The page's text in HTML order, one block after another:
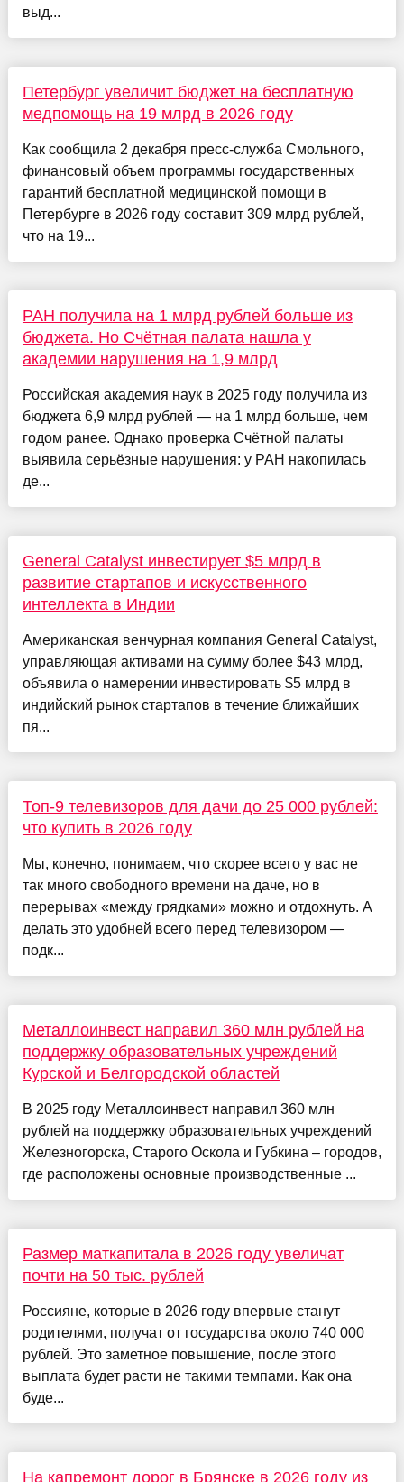
выд...
Петербург увеличит бюджет на бесплатную
медпомощь на 19 млрд в 2026 году
Как сообщила 2 декабря пресс-служба Смольного,
финансовый объем программы государственных
гарантий бесплатной медицинской помощи в
Петербурге в 2026 году составит 309 млрд рублей,
что на 19...
РАН получила на 1 млрд рублей больше из
бюджета. Но Счётная палата нашла у
академии нарушения на 1,9 млрд
Российская академия наук в 2025 году получила из
бюджета 6,9 млрд рублей — на 1 млрд больше, чем
годом ранее. Однако проверка Счётной палаты
выявила серьёзные нарушения: у РАН накопилась
де...
General Catalyst инвестирует $5 млрд в
развитие стартапов и искусственного
интеллекта в Индии
Американская венчурная компания General Catalyst,
управляющая активами на сумму более $43 млрд,
объявила о намерении инвестировать $5 млрд в
индийский рынок стартапов в течение ближайших
пя...
Топ-9 телевизоров для дачи до 25 000 рублей:
что купить в 2026 году
Мы, конечно, понимаем, что скорее всего у вас не
так много свободного времени на даче, но в
перерывах «между грядками» можно и отдохнуть. А
делать это удобней всего перед телевизором —
подк...
Металлоинвест направил 360 млн рублей на
поддержку образовательных учреждений
Курской и Белгородской областей
В 2025 году Металлоинвест направил 360 млн
рублей на поддержку образовательных учреждений
Железногорска, Старого Оскола и Губкина – городов,
где расположены основные производственные ...
Размер маткапитала в 2026 году увеличат
почти на 50 тыс. рублей
Россияне, которые в 2026 году впервые станут
родителями, получат от государства около 740 000
рублей. Это заметное повышение, после этого
выплата будет расти не такими темпами. Как она
буде...
На капремонт дорог в Брянске в 2026 году из